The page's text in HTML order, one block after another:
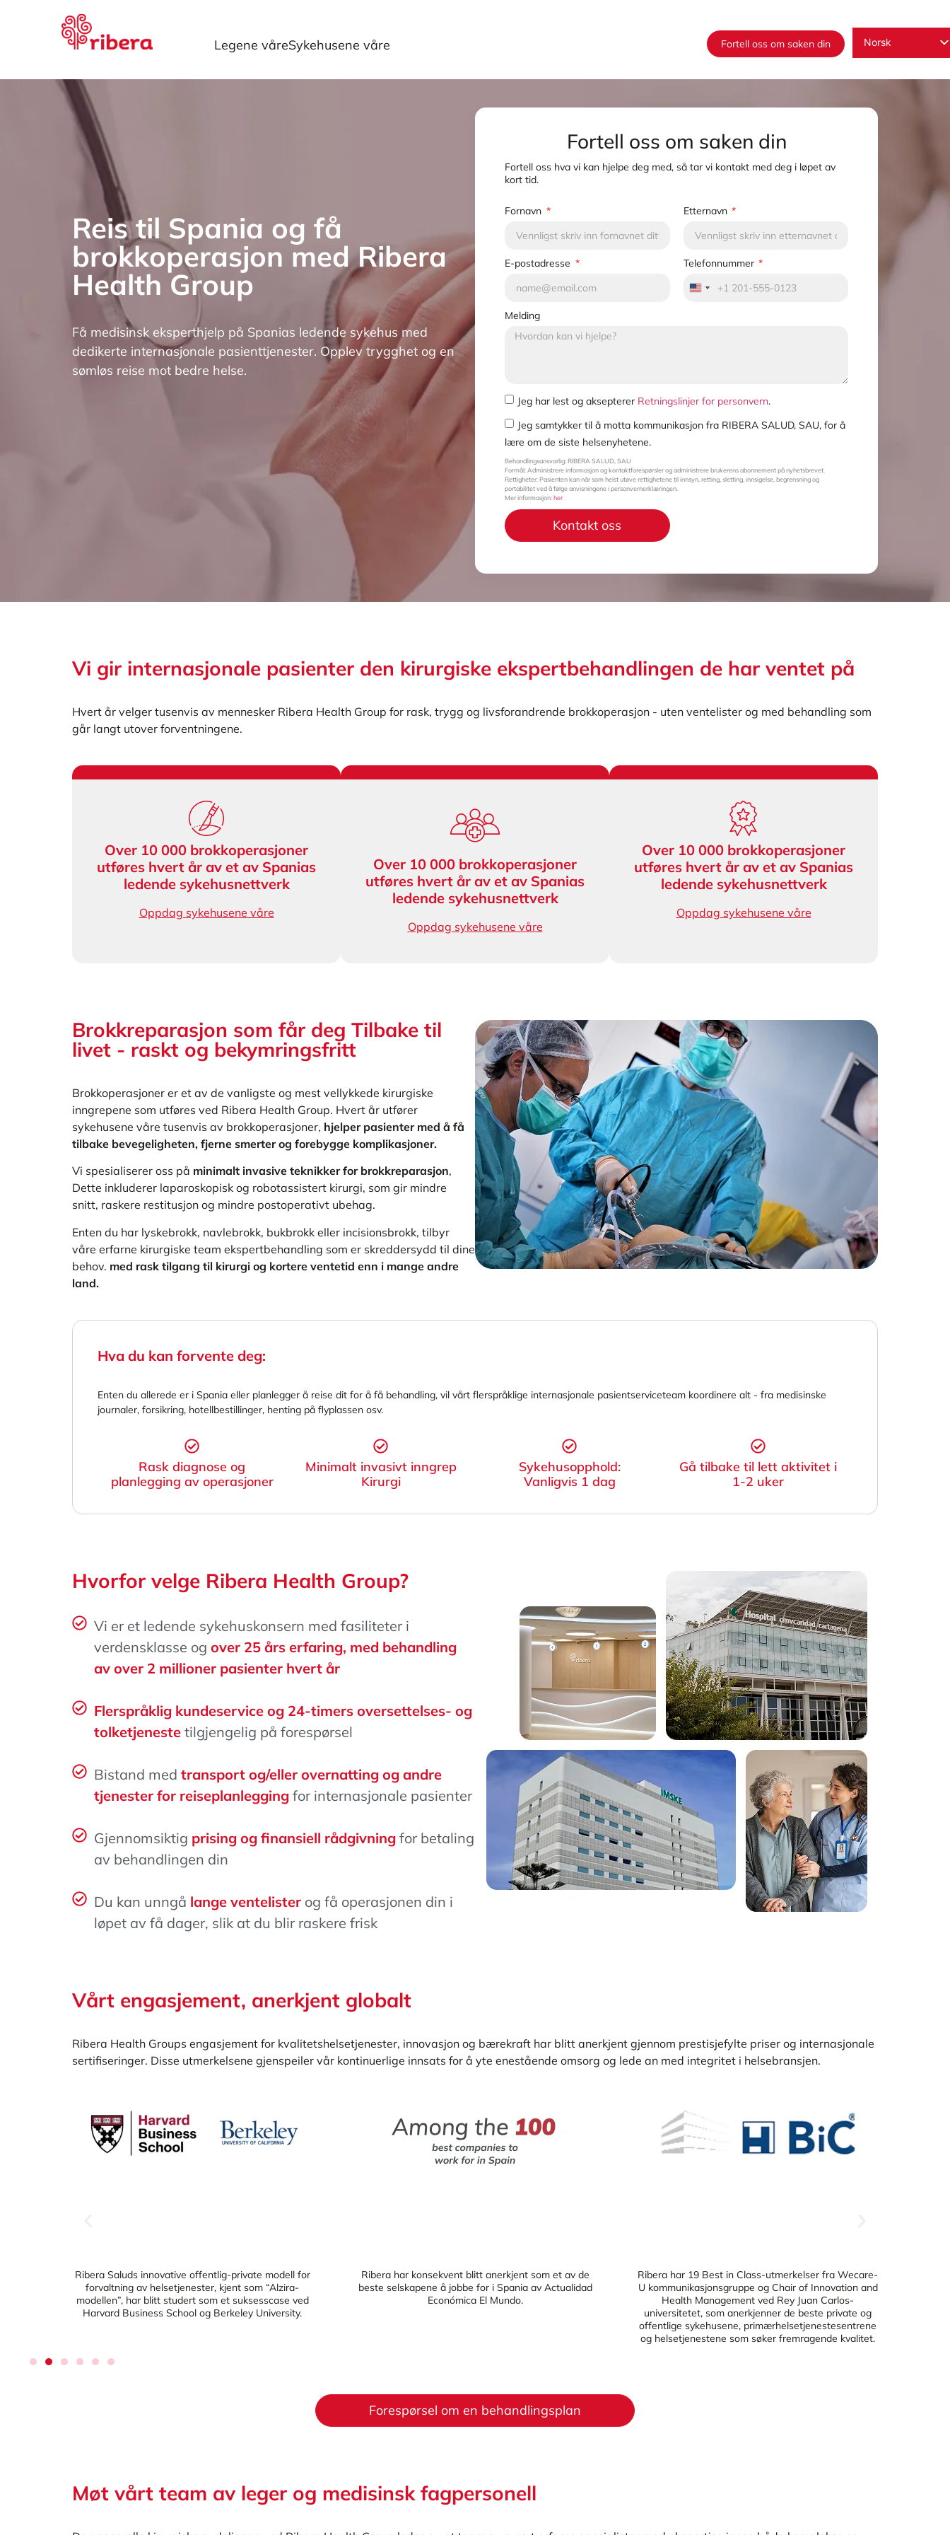
Legene våreSykehusene våre Fortell oss om saken din Norsk
Русский
Reis til Spania og få
brokkoperasjon med Ribera
Health Group
Få medisinsk eksperthjelp på Spanias ledende sykehus med
dedikerte internasjonale pasienttjenester. Opplev trygghet og en
sømløs reise mot bedre helse.
Fortell oss om saken din
Fortell oss hva vi kan hjelpe deg med, så tar vi kontakt med deg i løpet av
kort tid.
Fornavn Etternavn
E-postadresse Telefonnummer
United States +1
United States +1
Melding
Jeg har lest og aksepterer Retningslinjer for personvern.
Jeg samtykker til å motta kommunikasjon fra RIBERA SALUD, SAU, for å
lære om de siste helsenyhetene.
Behandlingsansvarlig: RIBERA SALUD, SAU
Formål: Administrere informasjon og kontaktforespørsler og administrere brukerens abonnement på nyhetsbrevet.
Rettigheter: Pasienten kan når som helst utøve rettighetene til innsyn, retting, sletting, innsigelse, begrensning og
portabilitet ved å følge anvisningene i personvernerklæringen.
Mer informasjon:her
Kontakt oss
Vi gir internasjonale pasienter den kirurgiske ekspertbehandlingen de har ventet på
Hvert år velger tusenvis av mennesker Ribera Health Group for rask, trygg og livsforandrende brokkoperasjon - uten ventelister og med behandling som
går langt utover forventningene.
Over 10 000 brokkoperasjoner
utføres hvert år av et av Spanias
ledende sykehusnettverk
Oppdag sykehusene våre
Over 10 000 brokkoperasjoner
utføres hvert år av et av Spanias
ledende sykehusnettverk
Oppdag sykehusene våre
Over 10 000 brokkoperasjoner
utføres hvert år av et av Spanias
ledende sykehusnettverk
Oppdag sykehusene våre
Brokkreparasjon som får deg Tilbake til
livet - raskt og bekymringsfritt
Brokkoperasjoner er et av de vanligste og mest vellykkede kirurgiske
inngrepene som utføres ved Ribera Health Group. Hvert år utfører
sykehusene våre tusenvis av brokkoperasjoner, hjelper pasienter med å få
tilbake bevegeligheten, fjerne smerter og forebygge komplikasjoner.
Vi spesialiserer oss på minimalt invasive teknikker for brokkreparasjon,
Dette inkluderer laparoskopisk og robotassistert kirurgi, som gir mindre
snitt, raskere restitusjon og mindre postoperativt ubehag.
Enten du har lyskebrokk, navlebrokk, bukbrokk eller incisionsbrokk, tilbyr
våre erfarne kirurgiske team ekspertbehandling som er skreddersydd til dine
behov. med rask tilgang til kirurgi og kortere ventetid enn i mange andre
land.
Hva du kan forvente deg:
Enten du allerede er i Spania eller planlegger å reise dit for å få behandling, vil vårt flerspråklige internasjonale pasientserviceteam koordinere alt - fra medisinske
journaler, forsikring, hotellbestillinger, henting på flyplassen osv.
Rask diagnose og
planlegging av operasjoner
Minimalt invasivt inngrep
Kirurgi
Sykehusopphold:
Vanligvis 1 dag
Gå tilbake til lett aktivitet i
1-2 uker
Hvorfor velge Ribera Health Group?
Vi er et ledende sykehuskonsern med fasiliteter i
verdensklasse ogover 25 års erfaring, med behandling
av over 2 millioner pasienter hvert år
Flerspråklig kundeservice og 24-timers oversettelses- og
tolketjeneste tilgjengelig på forespørsel
Bistand medtransport og/eller overnatting og andre
tjenester for reiseplanlegging for internasjonale pasienter
Gjennomsiktig prising og finansiell rådgivning for betaling
av behandlingen din
Du kan unngå lange ventelister og få operasjonen din i
løpet av få dager, slik at du blir raskere frisk
Vårt engasjement, anerkjent globalt
Ribera Health Groups engasjement for kvalitetshelsetjenester, innovasjon og bærekraft har blitt anerkjent gjennom prestisjefylte priser og internasjonale
sertifiseringer. Disse utmerkelsene gjenspeiler vår kontinuerlige innsats for å yte enestående omsorg og lede an med integritet i helsebransjen.
Ribera Saluds innovative offentlig-private modell for
forvaltning av helsetjenester, kjent som “Alzira-
modellen”, har blitt studert som et suksesscase ved
Harvard Business School og Berkeley University.
Ribera har konsekvent blitt anerkjent som et av de
beste selskapene å jobbe for i Spania av Actualidad
Económica El Mundo.
Ribera har 19 Best in Class-utmerkelser fra Wecare-
U kommunikasjonsgruppe og Chair of Innovation and
Health Management ved Rey Juan Carlos-
universitetet, som anerkjenner de beste private og
offentlige sykehusene, primærhelsetjenestesentrene
og helsetjenestene som søker fremragende kvalitet.
Forespørsel om en behandlingsplan
Møt vårt team av leger og medisinsk fagpersonell